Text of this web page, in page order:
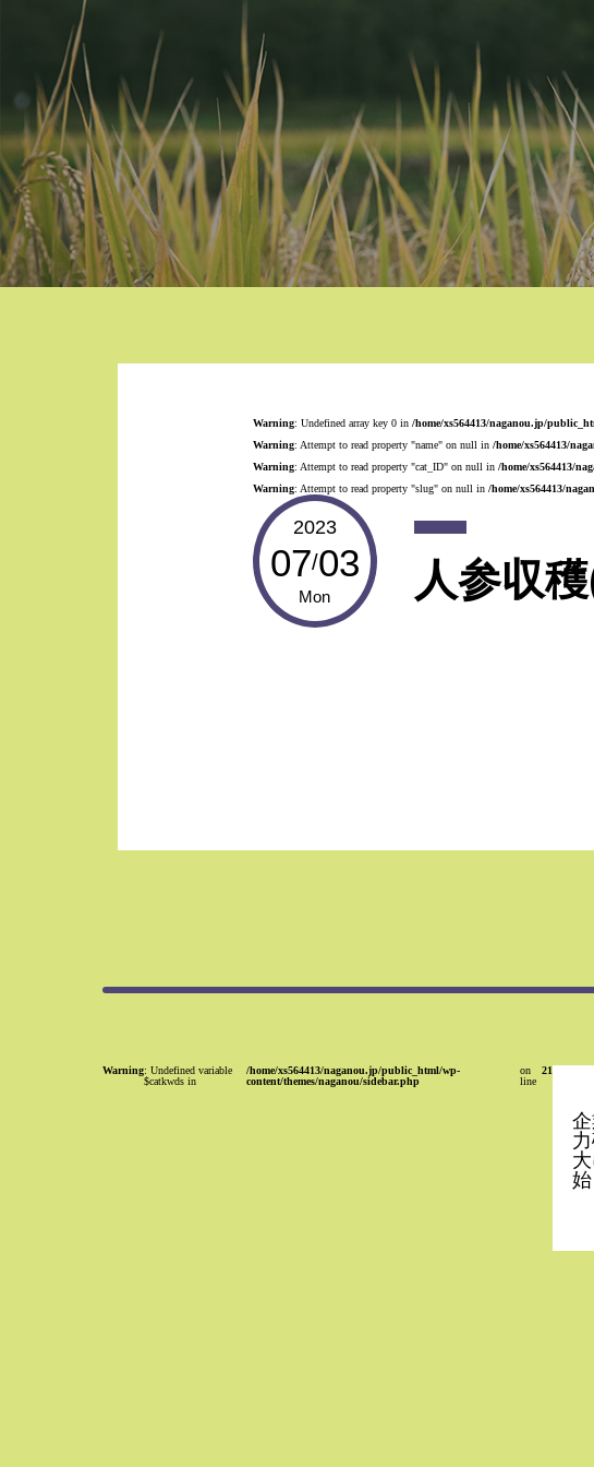
Warning: Undefined array key 0 in /home/xs564413/naganou.jp/
Warning: Attempt to read property "name" on null in /home/xs564413/
Warning: Attempt to read property "cat_ID" on null in /home/xs564413/
Warning: Attempt to read property "slug" on null in /home/xs564413/
2023
07/03
Mon 人参収
Warning: Undefined variable
$catkwds in
/home/xs564413/naganou.jp/public_html/wp-
content/themes/naganou/sidebar.php
on
line
21